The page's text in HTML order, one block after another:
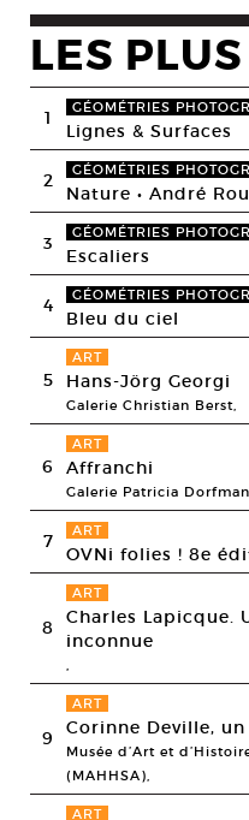
LES
1 GÉOMÉTRIES
Lignes & Surfaces
2 GÉOMÉTRIES
Nature • André
3 GÉOMÉTRIES
Escaliers
4 GÉOMÉTRIES
Bleu du ciel
5
ART
Hans-Jörg Georgi
Galerie Christian Berst,
6
ART
Affranchi
Galerie Patricia
7 ART
OVNi folies ! 8e
8
ART
Charles Lapicque.
inconnue
,
9
ART
Corinne Deville,
Musée d’Art et
(MAHHSA),
ART